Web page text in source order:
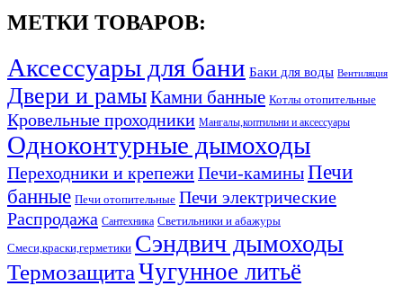
МЕТКИ ТОВАРОВ:
Аксессуары для бани Баки для воды Вентиляция
Двери и рамыКамни банные Котлы отопительные
Кровельные проходники Мангалы,коптильни и аксессуары
Одноконтурные дымоходы
Переходники и крепежиПечи-каминыПечи
банные Печи отопительные Печи электрические
Распродажа Сантехника Светильники и абажуры
Смеси,краски,герметики Сэндвич дымоходы
ТермозащитаЧугунное литьё